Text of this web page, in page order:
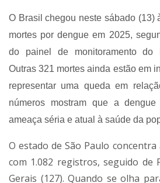
O Brasil chegou neste sábado (13)
mortes por dengue em 2025,
do painel de monitoramento do
Outras 321 mortes ainda estão em
representar uma queda em
números mostram que a
ameaça séria e atual à saúde da
O estado de São Paulo
com 1.082 registros, seguido de
Gerais (127). Quando se olha